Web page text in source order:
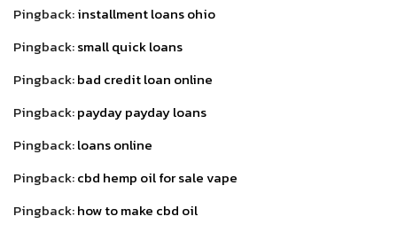
Pingback:installment loans ohio
Pingback:small quick loans
Pingback:bad credit loan online
Pingback:payday payday loans
Pingback:loans online
Pingback:cbd hemp oil for sale vape
Pingback:how to make cbd oil